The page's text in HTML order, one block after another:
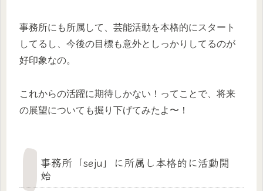
事務所にも所属して、芸能活動を本格的にスタート
してるし、今後の目標も意外としっかりしてるのが
好印象なの。
これからの活躍に期待しかない！ってことで、将来
の展望についても掘り下げてみたよ〜！
事務所「seju」に所属し本格的に活動開
始